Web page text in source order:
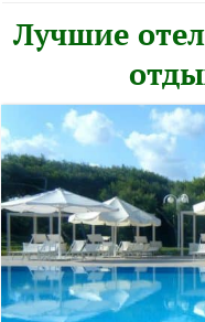
Лучшие